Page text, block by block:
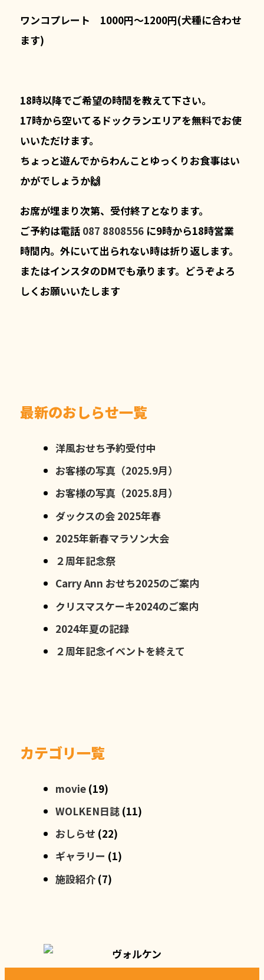
ワンコプレート 1000円～1200円(犬種に合わせ
ます)
18時以降でご希望の時間を教えて下さい。
17時から空いてるドックランエリアを無料でお使
いいただけます。
ちょっと遊んでからわんことゆっくりお食事はい
かがでしょうか🙌
お席が埋まり次第、受付終了となります。
ご予約は電話 087 8808556 に9時から18時営業
時間内。外にいて出られない時は折り返します。
またはインスタのDMでも承ります。どうぞよろ
しくお願いいたします
最新のおしらせ一覧
洋風おせち予約受付中
お客様の写真（2025.9月）
お客様の写真（2025.8月）
ダックスの会 2025年春
2025年新春マラソン大会
２周年記念祭
Carry Ann おせち2025のご案内
クリスマスケーキ2024のご案内
2024年夏の記録
２周年記念イベントを終えて
カテゴリ一覧
movie (19)
WOLKEN日誌 (11)
おしらせ (22)
ギャラリー (1)
施設紹介 (7)